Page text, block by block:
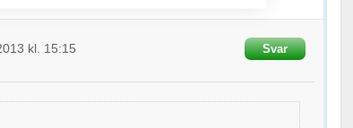
kl. 15:15 Svar